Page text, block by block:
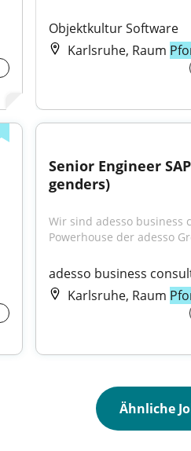
Objektkultur Software
Karlsruhe, Raum
Senior Engineer
genders)
Wir sind adesso business
Powerhouse der adesso
adesso business
Karlsruhe, Raum
Ähnliche